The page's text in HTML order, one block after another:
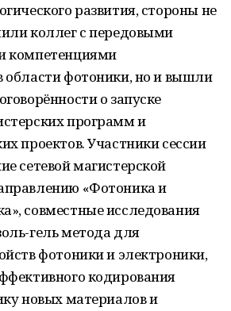
развития, стороны не
коллег с передовыми
компетенциями
области фотоники, но и вышли
о запуске
программ и
проектов. Участники сессии
сетевой магистерской
«Фотоника и
совместные исследования
гель метода для
фотоники и электроники,
кодирования
новых материалов и